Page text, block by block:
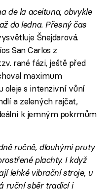
de la aceituna, obvykle
do ledna. Přesný čas
Šnejdarová.
San Carlos z
rané fázi, ještě před
maximum
oleje s intenzivní vůní
a zelených rajčat,
k jemným pokrmům
ručně, dlouhými pruty
plachty. I když
lehké vibrační stroje, u
ruční sběr tradicí i